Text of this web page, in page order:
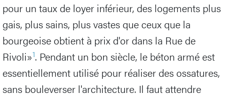
pour un taux de loyer inférieur, des logements plus
gais, plus sains, plus vastes que ceux que la
bourgeoise obtient à prix d'or dans la Rue de
Rivoli»1. Pendant un bon siècle, le béton armé est
essentiellement utilisé pour réaliser des ossatures,
sans bouleverser l'architecture. Il faut attendre